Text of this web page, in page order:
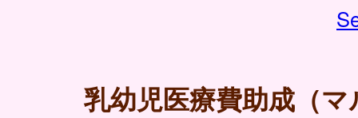
乳幼児医療費助成（マ